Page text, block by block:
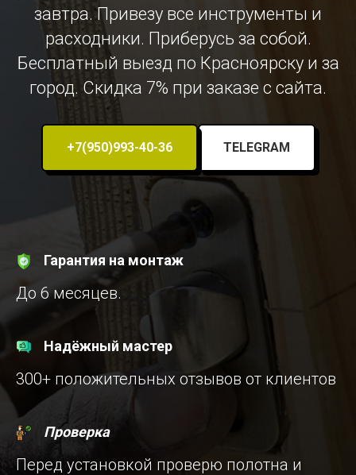
завтра. Привезу все инструменты и
расходники. Приберусь за собой.
Бесплатный выезд по Красноярску и за
город. Скидка 7% при заказе с сайта.
+7(950)993-40-36 TELEGRAM
Гарантия на монтаж
До 6 месяцев.
Надёжный мастер
300+ положительных отзывов от клиентов
Проверка
Перед установкой проверю полотна и